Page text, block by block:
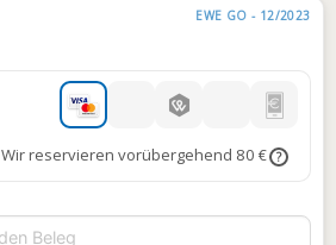
EWE GO - 12/2023
Wir reservieren vorübergehend 80 € ?